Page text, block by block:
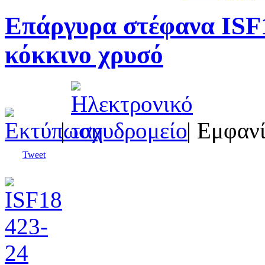
Επάργυρα στέφανα
κόκκινο χρυσό
| |
Tweet